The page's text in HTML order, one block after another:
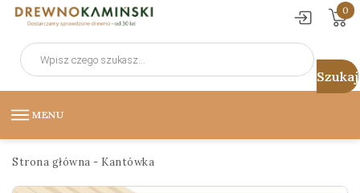
0
Wyszukiwarka
produktów
MENU
Strona główna - Kantówka